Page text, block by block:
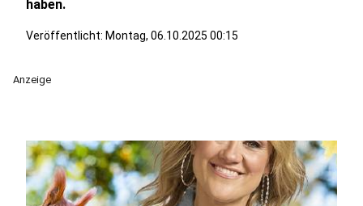
haben.
Veröffentlicht: Montag, 06.10.2025 00:15
Anzeige